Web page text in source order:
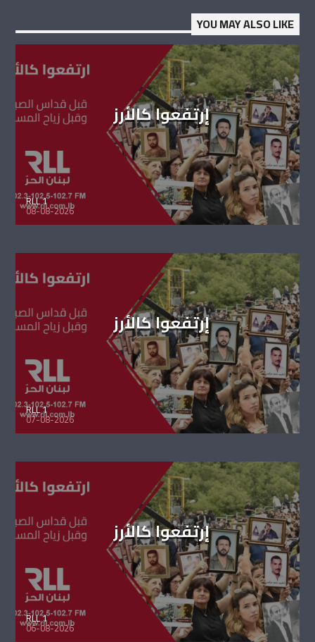
YOU MAY ALSO LIKE
إرتفعوا كالأرز
RLL 1
08-08-2026
إرتفعوا كالأرز
RLL 1
07-08-2026
إرتفعوا كالأرز
RLL 1
06-08-2026